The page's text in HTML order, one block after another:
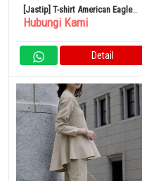
[Jastip] T-shirt American Eagle
Border
Hubungi Kami
Detail